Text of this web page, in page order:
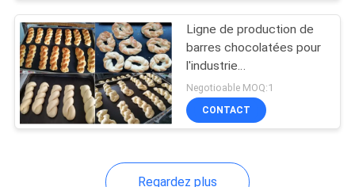
Ligne de production de
barres chocolatées pour
l'industrie
agroalimentaire, avec
tension de 220V et
options personnalisables
Negotioable MOQ:1
CONTACT
Regardez plus